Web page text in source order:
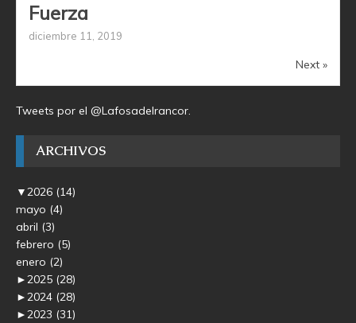
Fuerza
diciembre 11, 2019
Next »
Tweets por el @Lafosadelrancor.
ARCHIVOS
▼2026 (14)
mayo (4)
abril (3)
febrero (5)
enero (2)
►2025 (28)
►2024 (28)
►2023 (31)